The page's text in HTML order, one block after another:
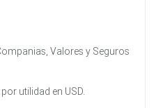
Valores y Seguros
utilidad en USD.